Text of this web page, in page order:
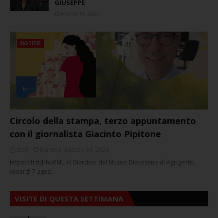
GIUSEPPE
NOTIZIE
Circolo della stampa, terzo appuntamento
con il giornalista Giacinto Pipitone
https://ift.tt/JrhoRML Al Giardino del Museo Diocesano di Agrigento,
venerdì 7 agos…
VISITE DI QUESTA SETTIMANA